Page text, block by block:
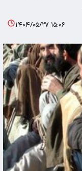
۱۴۰۴/۰۵/۲۷ ۱۵:۰۶